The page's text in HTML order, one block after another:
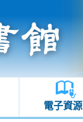
電子資源